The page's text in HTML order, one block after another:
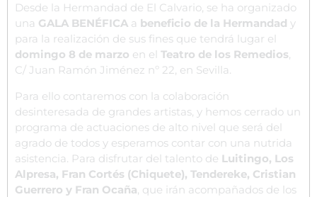
Desde la Hermandad de El Calvario, se ha organizado
una GALA BENÉFICA a beneficio de la Hermandad y
para la realización de sus fines que tendrá lugar el
domingo 8 de marzo en el Teatro de los Remedios,
C/ Juan Ramón Jiménez nº 22, en Sevilla.
Para ello contaremos con la colaboración
desinteresada de grandes artistas, y hemos cerrado un
programa de actuaciones de alto nivel que será del
agrado de todos y esperamos contar con una nutrida
asistencia. Para disfrutar del talento de Luitingo, Los
Alpresa, Fran Cortés (Chiquete), Tendereke, Cristian
Guerrero y Fran Ocaña, que irán acompañados de los